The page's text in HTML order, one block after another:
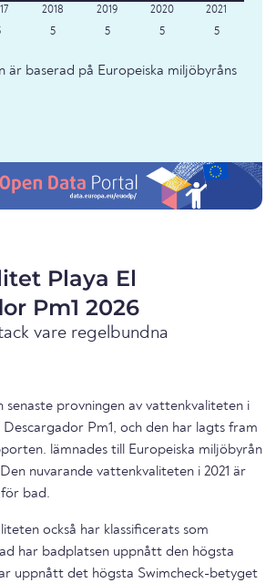
5 5 5 5
är baserad på Europeiska miljöbyråns
Playa El
Pm1 2026
vare regelbundna
senaste provningen av vattenkvaliteten i
Descargador Pm1, och den har lagts fram
lämnades till Europeiska miljöbyrån
nuvarande vattenkvaliteten i 2021 är
bad.
också har klassificerats som
har badplatsen uppnått den högsta
uppnått det högsta Swimcheck-betyget